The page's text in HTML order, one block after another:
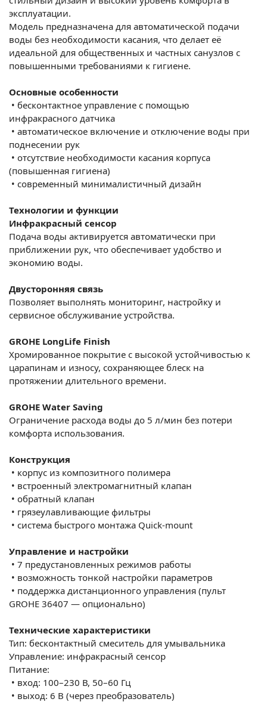
эксплуатации.
Модель предназначена для автоматической подачи
воды без необходимости касания, что делает её
идеальной для общественных и частных санузлов с
повышенными требованиями к гигиене.
Основные особенности
• бесконтактное управление с помощью
инфракрасного датчика
• автоматическое включение и отключение воды при
поднесении рук
• отсутствие необходимости касания корпуса
(повышенная гигиена)
• современный минималистичный дизайн
Технологии и функции
Инфракрасный сенсор
Подача воды активируется автоматически при
приближении рук, что обеспечивает удобство и
экономию воды.
Двусторонняя связь
Позволяет выполнять мониторинг, настройку и
сервисное обслуживание устройства.
GROHE LongLife Finish
Хромированное покрытие с высокой устойчивостью к
царапинам и износу, сохраняющее блеск на
протяжении длительного времени.
GROHE Water Saving
Ограничение расхода воды до 5 л/мин без потери
комфорта использования.
Конструкция
• корпус из композитного полимера
• встроенный электромагнитный клапан
• обратный клапан
• грязеулавливающие фильтры
• система быстрого монтажа Quick-mount
Управление и настройки
• 7 предустановленных режимов работы
• возможность тонкой настройки параметров
• поддержка дистанционного управления (пульт
GROHE 36407 — опционально)
Технические характеристики
Тип: бесконтактный смеситель для умывальника
Управление: инфракрасный сенсор
Питание:
• вход: 100–230 В, 50–60 Гц
• выход: 6 В (через преобразователь)